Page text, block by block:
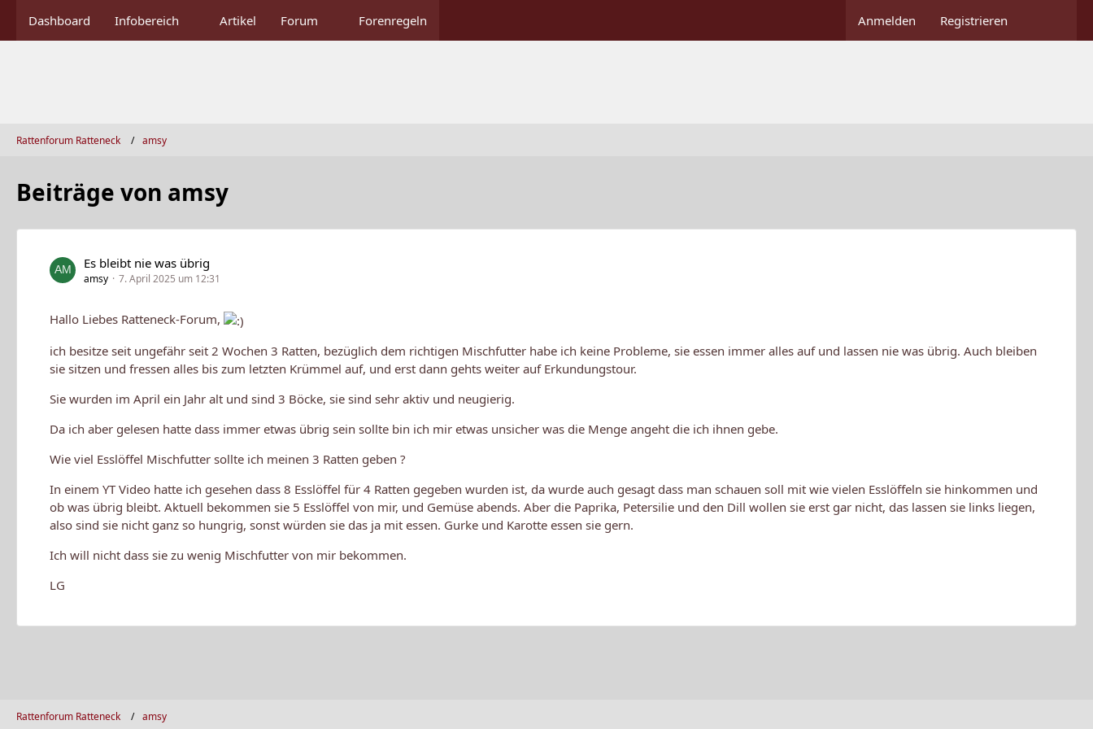
Dashboard Infobereich Artikel Forum Forenregeln Anmelden Registrieren
Rattenforum Ratteneck amsy
Beiträge von amsy
Es bleibt nie was übrig
amsy 7. April 2025 um 12:31
Hallo Liebes Ratteneck-Forum,
ich besitze seit ungefähr seit 2 Wochen 3 Ratten, bezüglich dem richtigen Mischfutter habe ich keine Probleme, sie essen immer alles auf und lassen nie was übrig. Auch bleiben
sie sitzen und fressen alles bis zum letzten Krümmel auf, und erst dann gehts weiter auf Erkundungstour.
Sie wurden im April ein Jahr alt und sind 3 Böcke, sie sind sehr aktiv und neugierig.
Da ich aber gelesen hatte dass immer etwas übrig sein sollte bin ich mir etwas unsicher was die Menge angeht die ich ihnen gebe.
Wie viel Esslöffel Mischfutter sollte ich meinen 3 Ratten geben ?
In einem YT Video hatte ich gesehen dass 8 Esslöffel für 4 Ratten gegeben wurden ist, da wurde auch gesagt dass man schauen soll mit wie vielen Esslöffeln sie hinkommen und
ob was übrig bleibt. Aktuell bekommen sie 5 Esslöffel von mir, und Gemüse abends. Aber die Paprika, Petersilie und den Dill wollen sie erst gar nicht, das lassen sie links liegen,
also sind sie nicht ganz so hungrig, sonst würden sie das ja mit essen. Gurke und Karotte essen sie gern.
Ich will nicht dass sie zu wenig Mischfutter von mir bekommen.
LG
Rattenforum Ratteneck amsy